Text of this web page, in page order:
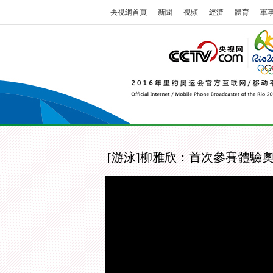
央視網首頁 新聞 視頻 經濟 體育 軍
[游泳]柳雅欣：首次參賽體驗